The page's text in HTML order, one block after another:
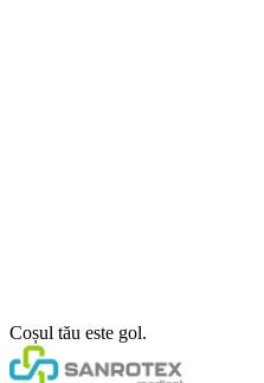
Coșul tău este gol.